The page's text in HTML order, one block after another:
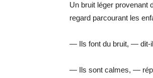
Un bruit léger provenant
regard parcourant les
— Ils font du bruit, — dit-il
— Ils sont calmes, —